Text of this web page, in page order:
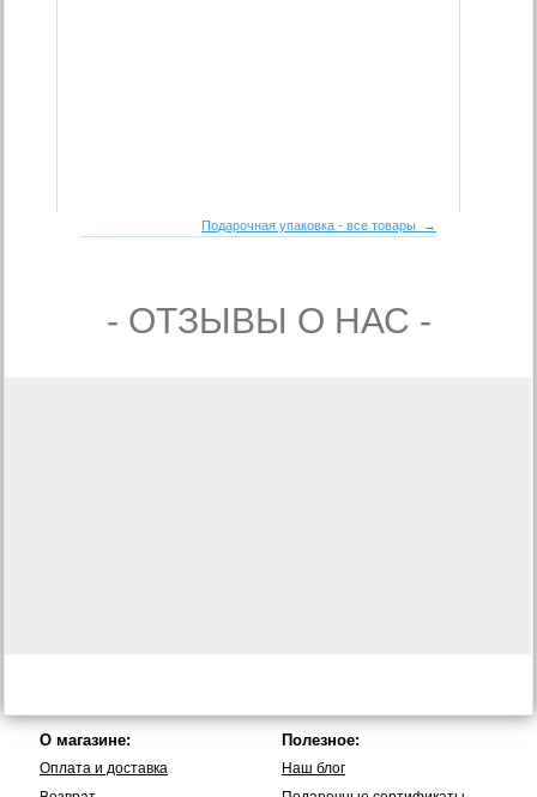
Подарочная упаковка - все товары →
- ОТЗЫВЫ О НАС -
О магазине:
Оплата и доставка
Полезное:
Наш блог